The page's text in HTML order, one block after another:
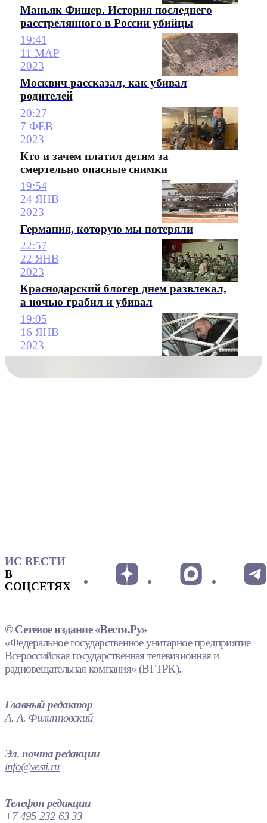
Маньяк Фишер. История последнего
расстрелянного в России убийцы
19:41
11 МАР
2023
Москвич рассказал, как убивал
родителей
20:27
7 ФЕВ
2023
Кто и зачем платил детям за
смертельно опасные снимки
19:54
24 ЯНВ
2023
Германия, которую мы потеряли
22:57
22 ЯНВ
2023
Краснодарский блогер днем развлекал,
а ночью грабил и убивал
19:05
16 ЯНВ
2023
ИС ВЕСТИ
В
СОЦСЕТЯХ
© Сетевое издание «Вести.Ру»
«Федеральное государственное унитарное предприятие
Всероссийская государственная телевизионная и
радиовещательная компания» (ВГТРК).
Главный редактор
А. А. Филипповский
Эл. почта редакции
info@vesti.ru
Телефон редакции
+7 495 232 63 33